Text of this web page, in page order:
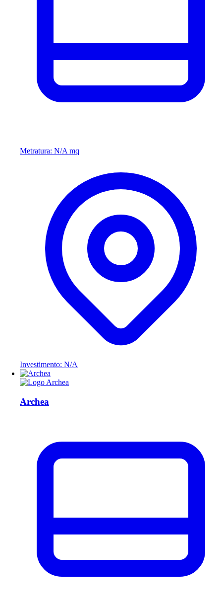
Metratura: N/A mq
Investimento: N/A
Archea